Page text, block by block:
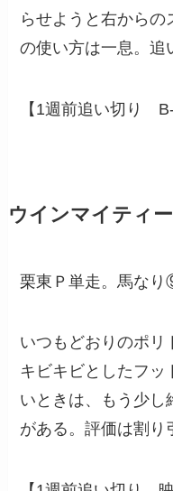
らせようと右からの
の使い方は一息。追
【1週前追い切り B-
ウインマイテ
栗東Ｐ単走。馬な
いつもどおりのポリ
キビキビとしたフッ
いときは、もう少し
がある。評価は割り